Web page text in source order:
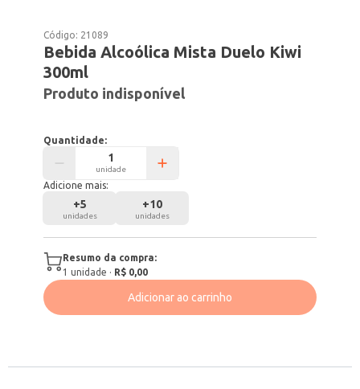
Código: 21089
Bebida Alcoólica Mista Duelo Kiwi
300ml
Produto indisponível
Quantidade:
unidade
Adicione mais:
+5
unidades
+10
unidades
Resumo da compra:
1 unidade · R$ 0,00
Adicionar ao carrinho